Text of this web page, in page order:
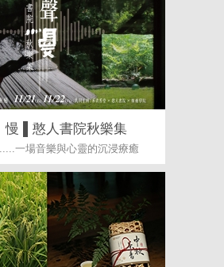
慢 ▌憨人書院秋樂集
一場音樂與心靈的沉浸療癒